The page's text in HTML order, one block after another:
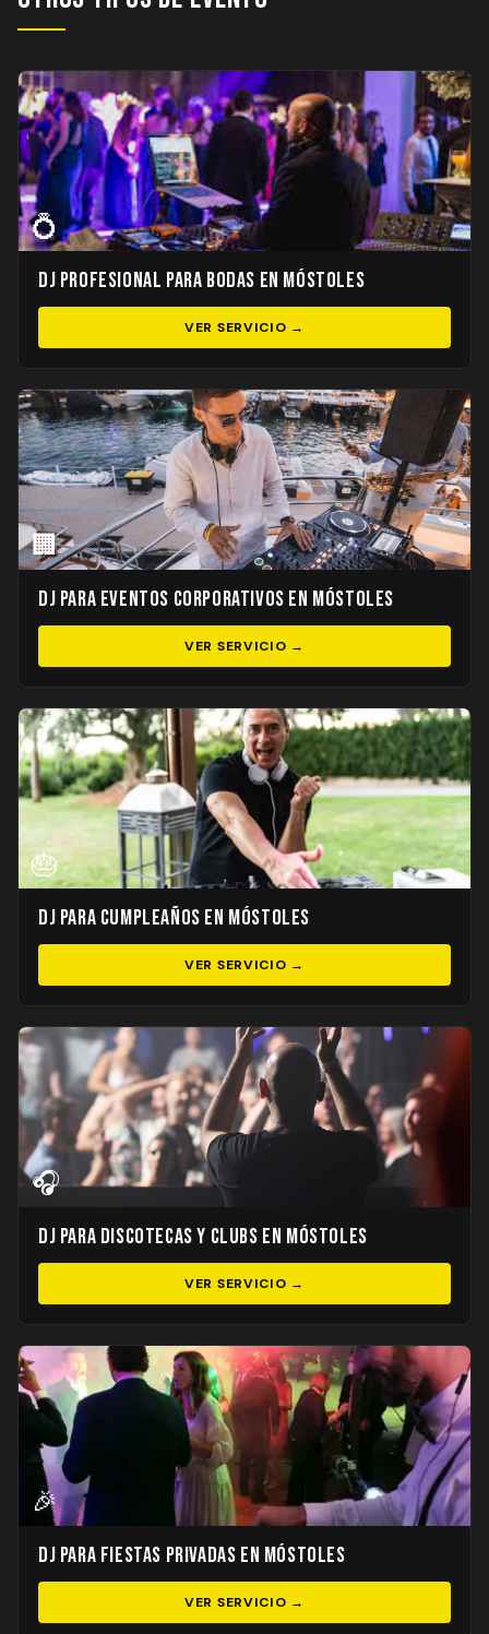
💍
DJ Profesional para Bodas en Móstoles
VER SERVICIO →
🏢
DJ para Eventos Corporativos en Móstoles
VER SERVICIO →
🎂
DJ para Cumpleaños en Móstoles
VER SERVICIO →
🎧
DJ para Discotecas y Clubs en Móstoles
VER SERVICIO →
🎉
DJ para Fiestas Privadas en Móstoles
VER SERVICIO →